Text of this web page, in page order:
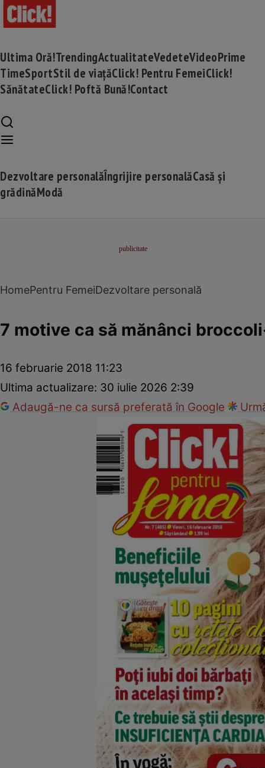
Ultima Oră!TrendingActualitateVedeteVideoPrime
TimeSportStil de viațăClick! Pentru FemeiClick!
SănătateClick! Poftă Bună!Contact
Dezvoltare personalăÎngrijire personalăCasă și
grădinăModă
HomePentru FemeiDezvoltare personală
7 motive ca să mănânci
16 februarie 2018 11:23
Ultima actualizare: 30 iulie 2026 2:39
Adaugă-ne ca sursă preferată în Google